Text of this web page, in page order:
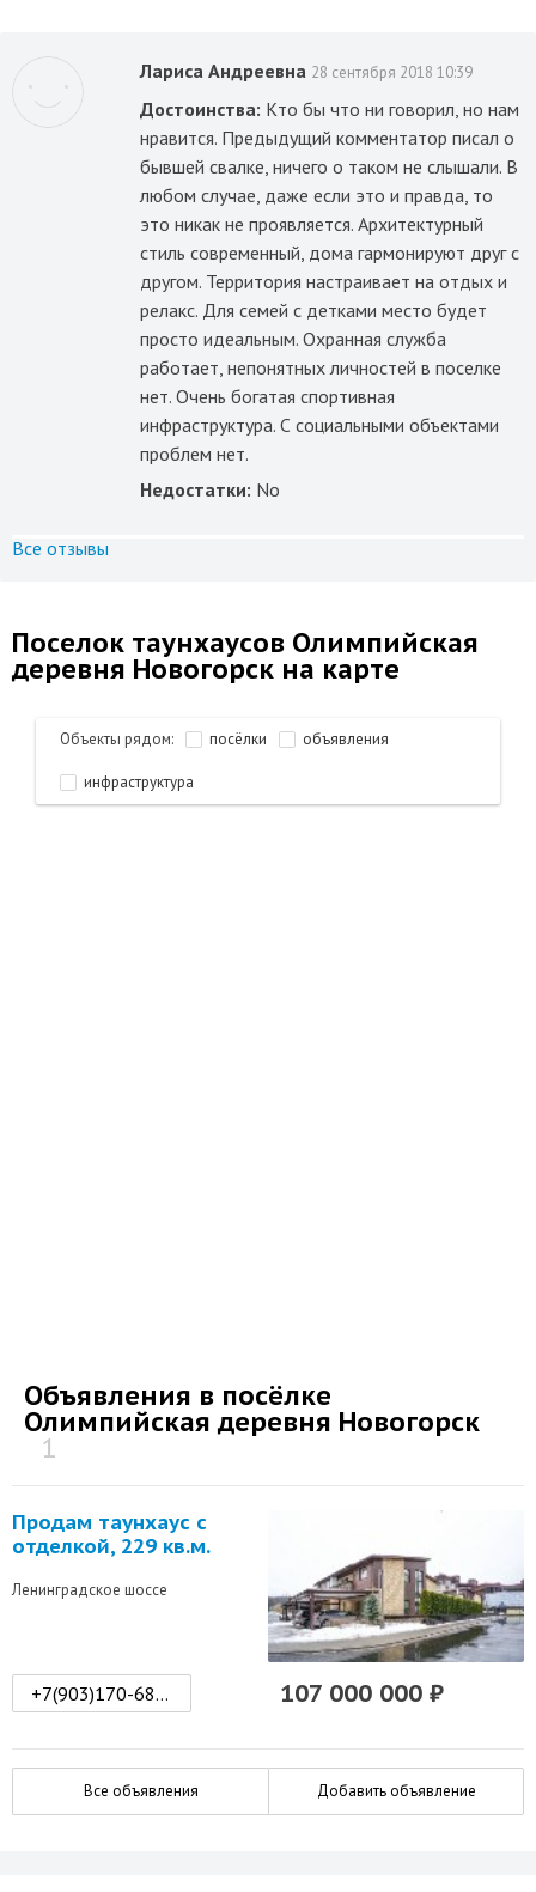
Лариса Андреевна 28 сентября 2018 10:39
Достоинства: Кто бы что ни говорил, но нам
нравится. Предыдущий комментатор писал о
бывшей свалке, ничего о таком не слышали. В
любом случае, даже если это и правда, то
это никак не проявляется. Архитектурный
стиль современный, дома гармонируют друг с
другом. Территория настраивает на отдых и
релакс. Для семей с детками место будет
просто идеальным. Охранная служба
работает, непонятных личностей в поселке
нет. Очень богатая спортивная
инфраструктура. С социальными объектами
проблем нет.
Недостатки: No
Все отзывы
Поселок таунхаусов Олимпийская
деревня Новогорск на карте
Объекты рядом: посёлки объявления
инфраструктура
Объявления в посёлке
Олимпийская деревня Новогорск
1
Продам таунхаус с
отделкой, 229 кв.м.
Ленинградское шоссе
+7(903)170-68-78 107 000 000 ₽
Все объявления Добавить объявление